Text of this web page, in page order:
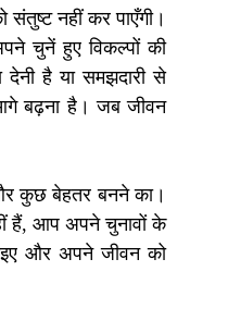
नहीं कर पाएँगी।
चुनें हुए विकल्पों की
है या समझदारी से
बढ़ना है। जब जीवन
कुछ बेहतर बनने का।
हैं, आप अपने चुनावों के
और अपने जीवन को